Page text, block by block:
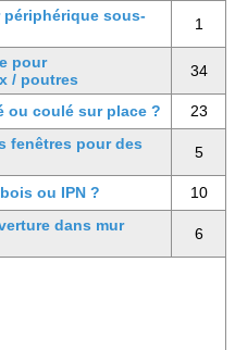
sous-
1
pour
/ poutres
34
ou coulé sur place ?
23
fenêtres pour des
5
ou IPN ?
10
dans mur
6